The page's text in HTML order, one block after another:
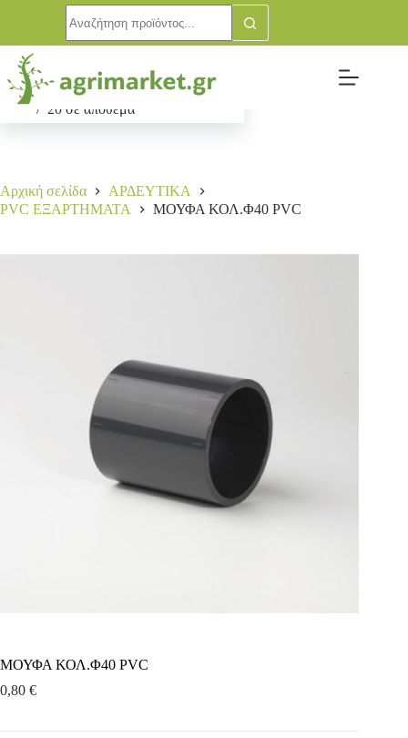
ΜΟΥΦΑ ΚΟΛ.Φ40 PVC
0,80€
20 σε απόθεμα
Αγορά
Αρχική σελίδα
ΑΡΔΕΥΤΙΚΑ
PVC ΕΞΑΡΤΗΜΑΤΑ
ΜΟΥΦΑ ΚΟΛ.Φ40 PVC
ΜΟΥΦΑ ΚΟΛ.Φ40 PVC
0,80 €